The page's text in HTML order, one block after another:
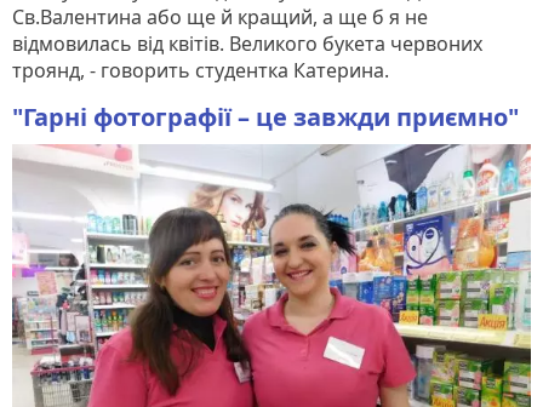
Св.Валентина або ще й кращий, а ще б я не
відмовилась від квітів. Великого букета червоних
троянд, - говорить студентка Катерина.
"Гарні фотографії – це завжди приємно"